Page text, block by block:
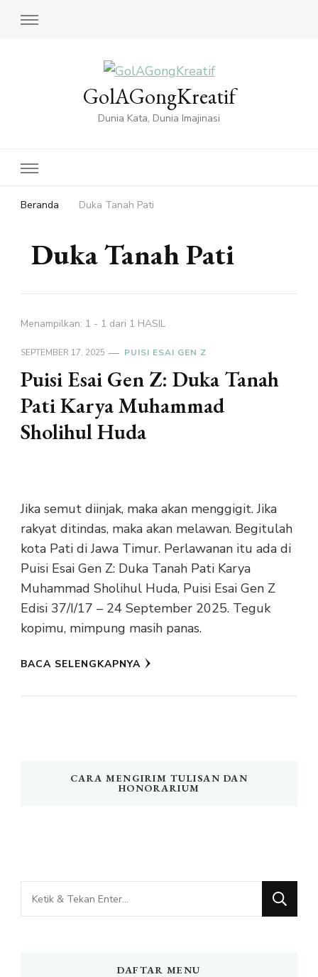
GolAGongKreatif
Dunia Kata, Dunia Imajinasi
Beranda Duka Tanah Pati
Duka Tanah Pati
Menampilkan: 1 - 1 dari 1 HASIL
SEPTEMBER 17, 2025 PUISI ESAI GEN Z
Puisi Esai Gen Z: Duka Tanah
Pati Karya Muhammad
Sholihul Huda
Jika semut diinjak, maka akan menggigit. Jika
rakyat ditindas, maka akan melawan. Begitulah
kota Pati di Jawa Timur. Perlawanan itu ada di
Puisi Esai Gen Z: Duka Tanah Pati Karya
Muhammad Sholihul Huda, Puisi Esai Gen Z
Edisi 37/I/17 – 24 September 2025. Teguk
kopimu, mimpung masih panas.
BACA SELENGKAPNYA
CARA MENGIRIM TULISAN DAN
HONORARIUM
Mencari
Sesuatu?
DAFTAR MENU